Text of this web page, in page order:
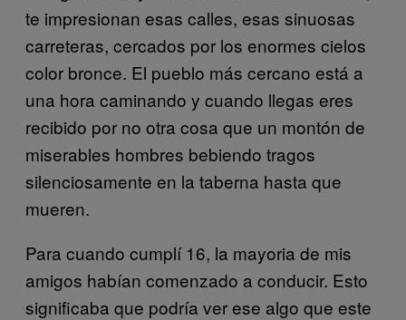
te impresionan esas calles, esas sinuosas
carreteras, cercados por los enormes cielos
color bronce. El pueblo más cercano está a
una hora caminando y cuando llegas eres
recibido por no otra cosa que un montón de
miserables hombres bebiendo tragos
silenciosamente en la taberna hasta que
mueren.
Para cuando cumplí 16, la mayoria de mis
amigos habían comenzado a conducir. Esto
significaba que podría ver ese algo que este